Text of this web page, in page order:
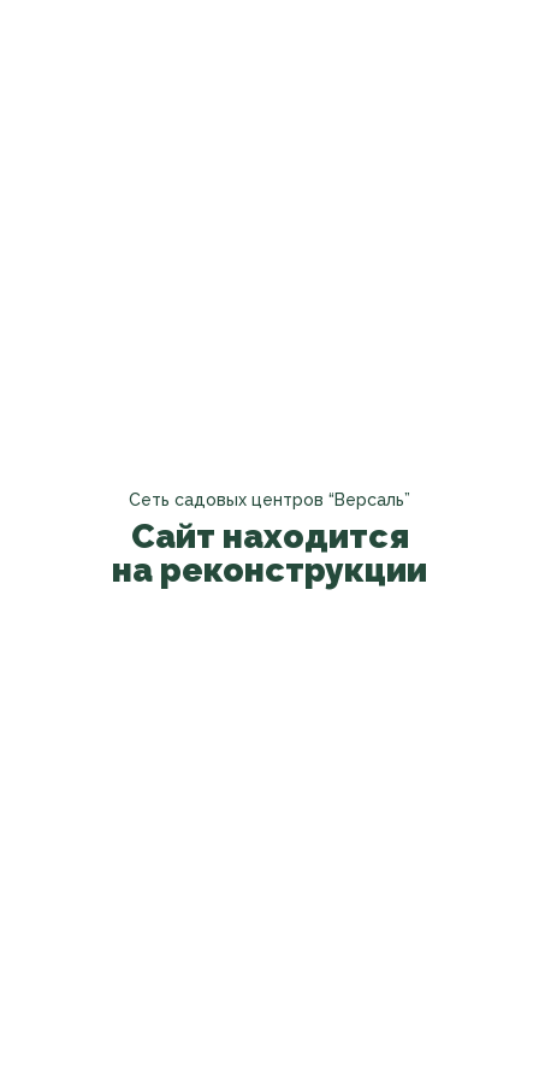
Сеть садовых центров “Версаль”
Сайт находится
на реконструкции